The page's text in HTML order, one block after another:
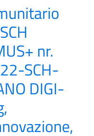
nr.
SCH-
DIGI-